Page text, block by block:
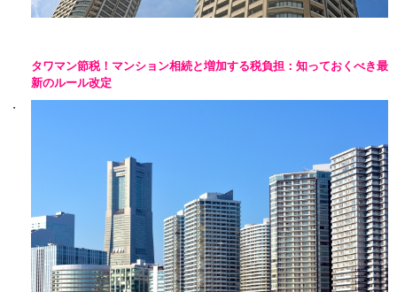
タワマン節税！マンション相続と増加する税負担：知っておくべき最
新のルール改定